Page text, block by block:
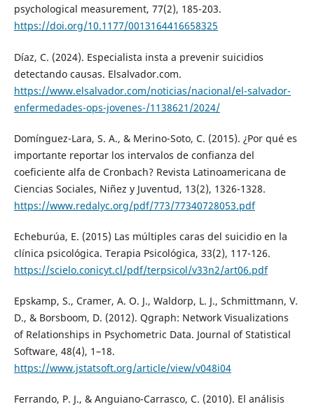
psychological measurement, 77(2), 185-203.
https://doi.org/10.1177/0013164416658325
Díaz, C. (2024). Especialista insta a prevenir suicidios
detectando causas. Elsalvador.com.
https://www.elsalvador.com/noticias/nacional/el-salvador-
enfermedades-ops-jovenes-/1138621/2024/
Domínguez-Lara, S. A., & Merino-Soto, C. (2015). ¿Por qué es
importante reportar los intervalos de confianza del
coeficiente alfa de Cronbach? Revista Latinoamericana de
Ciencias Sociales, Niñez y Juventud, 13(2), 1326-1328.
https://www.redalyc.org/pdf/773/77340728053.pdf
Echeburúa, E. (2015) Las múltiples caras del suicidio en la
clínica psicológica. Terapia Psicológica, 33(2), 117-126.
https://scielo.conicyt.cl/pdf/terpsicol/v33n2/art06.pdf
Epskamp, S., Cramer, A. O. J., Waldorp, L. J., Schmittmann, V.
D., & Borsboom, D. (2012). Qgraph: Network Visualizations
of Relationships in Psychometric Data. Journal of Statistical
Software, 48(4), 1–18.
https://www.jstatsoft.org/article/view/v048i04
Ferrando, P. J., & Anguiano-Carrasco, C. (2010). El análisis